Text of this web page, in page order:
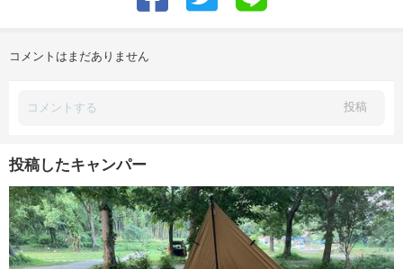
コメントはまだありません
投稿
投稿したキャンパー